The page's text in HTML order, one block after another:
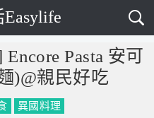
Pasta 安可
)@親民好吃
異國料理